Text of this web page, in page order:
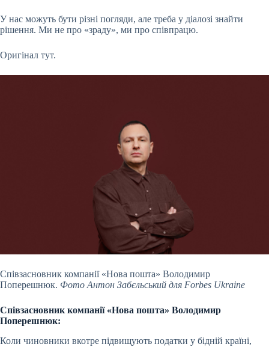
У нас можуть бути різні погляди, але треба у діалозі знайти
рішення. Ми не про «зраду», ми про співпрацю.
Оригінал тут.
Співзасновник компанії «Нова пошта» Володимир
Поперешнюк. Фото Антон Забєльський для Forbes Ukraine
Співзасновник компанії «Нова пошта» Володимир
Поперешнюк:
Коли чиновники вкотре підвищують податки у бідній країні,